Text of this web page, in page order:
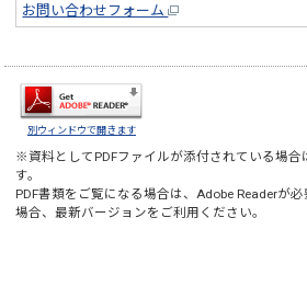
お問い合わせフォーム
別ウィンドウで開きます
※資料としてPDFファイルが添付されている場合
す。
PDF書類をご覧になる場合は、Adobe Readerが必
場合、最新バージョンをご利用ください。